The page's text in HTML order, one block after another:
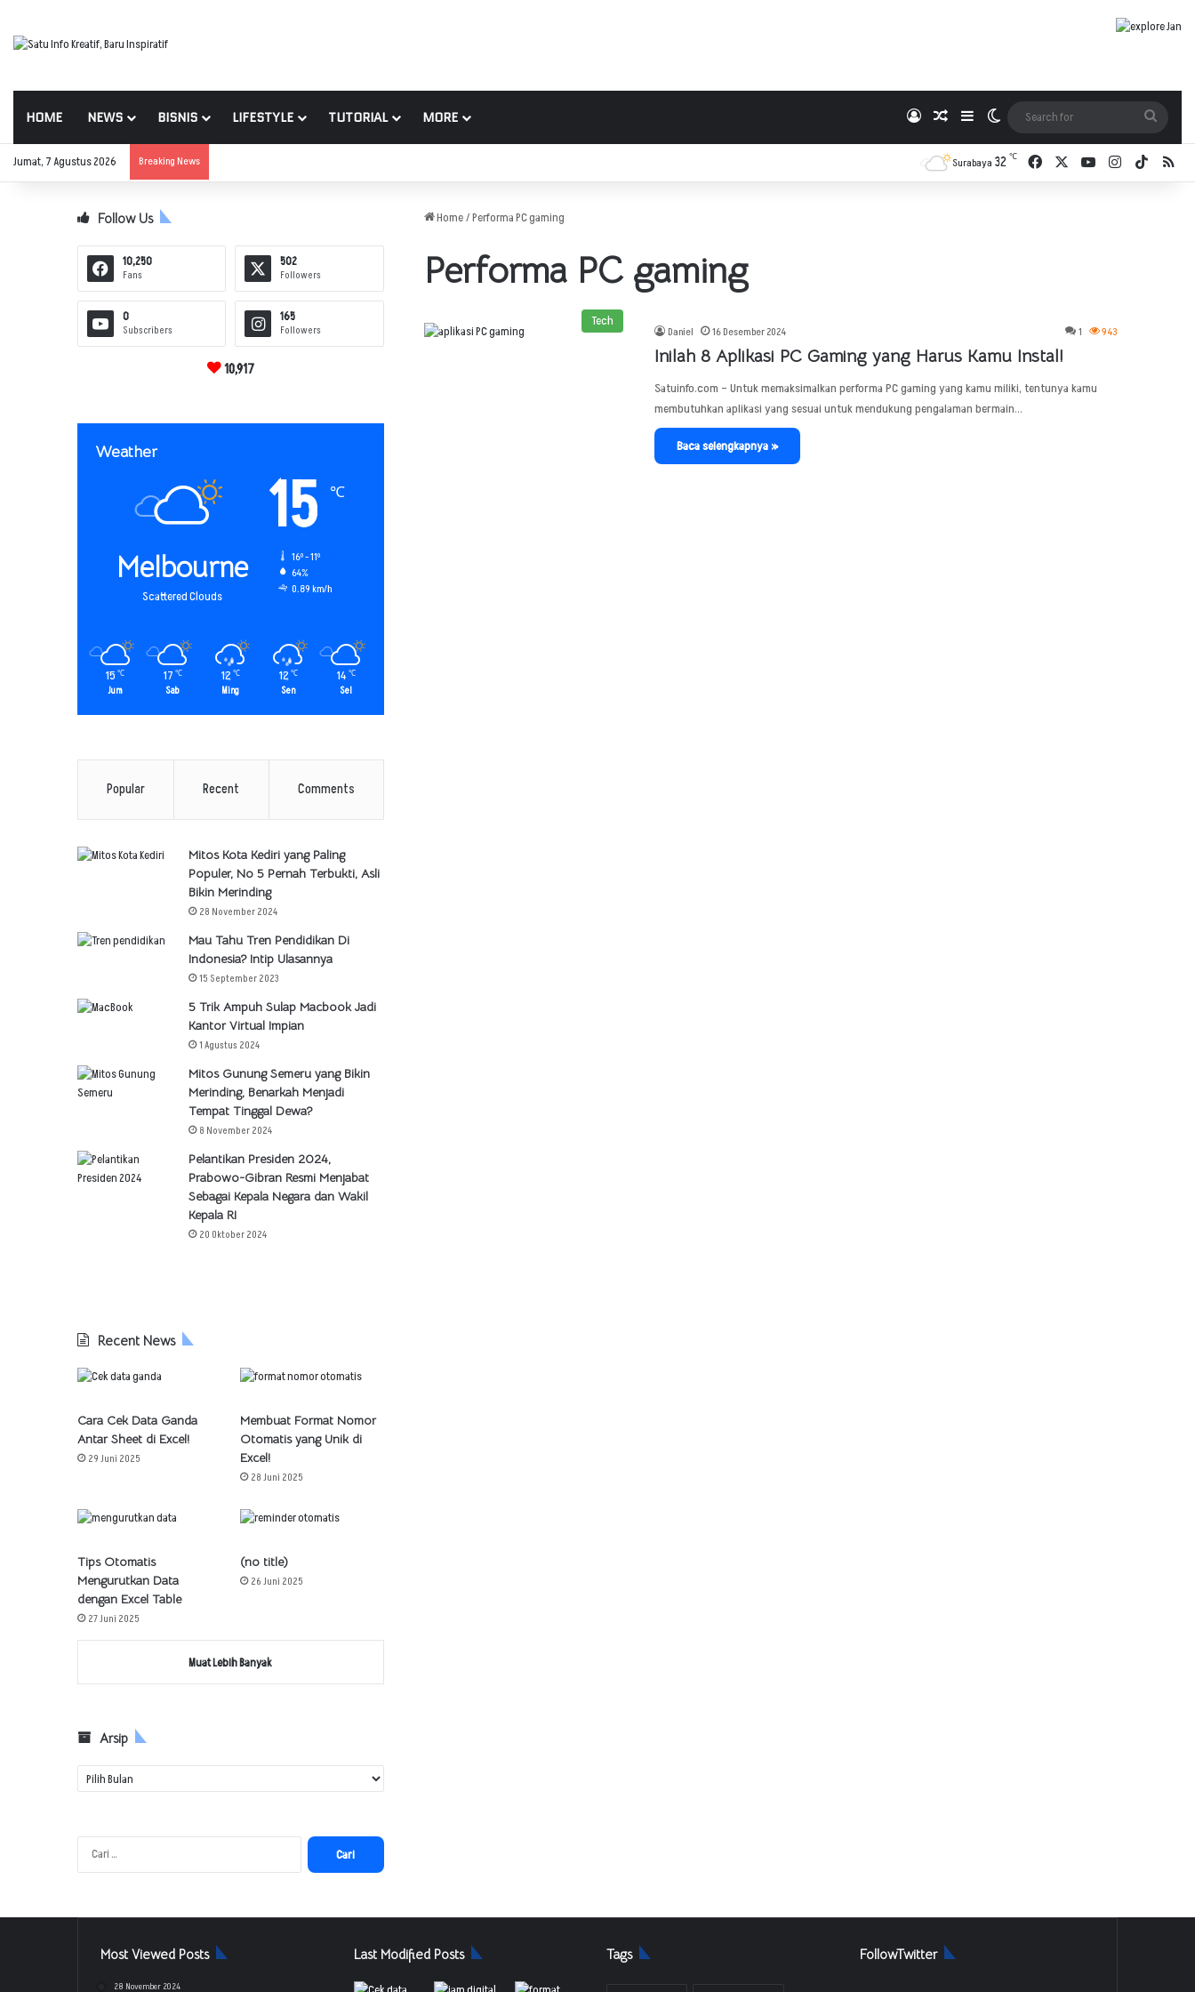
HOME NEWS BISNIS LIFESTYLE TUTORIAL MORE Log In Random Article
Sidebar Switch skin
for
Jumat, 7 Agustus 2026 Breaking News Surabaya 32 ℃ Facebook YouTubeInstagram
TikTokRSS
Home/Performa PC gaming
Performa PC gaming
Tech
Daniel 16 Desember 2024 1 943
Inilah 8 Aplikasi PC Gaming yang Harus Kamu Instal!
Satuinfo.com – Untuk memaksimalkan performa PC gaming yang kamu miliki, tentunya kamu
membutuhkan aplikasi yang sesuai untuk mendukung pengalaman bermain…
Baca selengkapnya »
Follow Us
10,250
Fans
502
Followers
0
Subscribers
165
Followers
10,917
Weather
Melbourne
Scattered Clouds
15 ℃
16º - 11º
64%
0.89 km/h
15 ℃
Jum
17 ℃
Sab
12 ℃
Ming
12 ℃
Sen
14 ℃
Sel
Popular Recent Comments
Mitos Kota Kediri yang Paling
Populer, No 5 Pernah Terbukti, Asli
Bikin Merinding
28 November 2024
Mau Tahu Tren Pendidikan Di
Indonesia? Intip Ulasannya
15 September 2023
5 Trik Ampuh Sulap Macbook Jadi
Kantor Virtual Impian
1 Agustus 2024
Mitos Gunung Semeru yang Bikin
Merinding, Benarkah Menjadi
Tempat Tinggal Dewa?
8 November 2024
Pelantikan Presiden 2024,
Prabowo-Gibran Resmi Menjabat
Sebagai Kepala Negara dan Wakil
Kepala RI
20 Oktober 2024
Recent News
Cara Cek Data Ganda
Antar Sheet di Excel!
29 Juni 2025
Membuat Format Nomor
Otomatis yang Unik di
Excel!
28 Juni 2025
Tips Otomatis
Mengurutkan Data
dengan Excel Table
27 Juni 2025
(no title)
26 Juni 2025
Muat Lebih Banyak
Arsip
i
u
Most Viewed Posts
28 November 2024
Last Modified Posts Tags FollowTwitter